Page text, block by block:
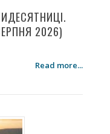
2026)
Read more...